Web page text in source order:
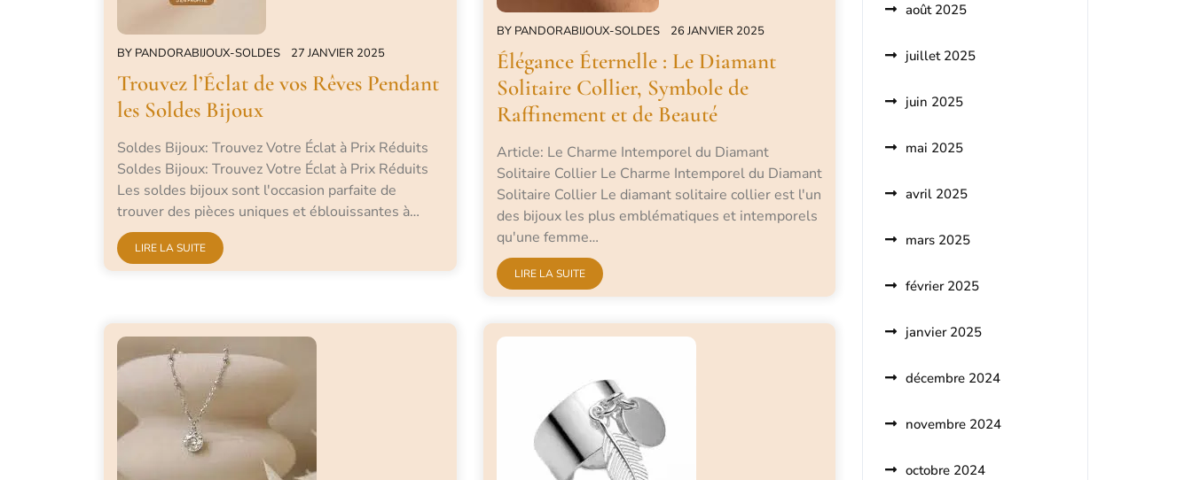
BY PANDORABIJOUX-SOLDES 27 JANVIER 2025
Trouvez l’Éclat de vos Rêves Pendant
les Soldes Bijoux
Soldes Bijoux: Trouvez Votre Éclat à Prix Réduits
Soldes Bijoux: Trouvez Votre Éclat à Prix Réduits
Les soldes bijoux sont l'occasion parfaite de
trouver des pièces uniques et éblouissantes à…
LIRE LA SUITE
BY PANDORABIJOUX-SOLDES 26 JANVIER 2025
Élégance Éternelle : Le Diamant
Solitaire Collier, Symbole de
Raffinement et de Beauté
Article: Le Charme Intemporel du Diamant
Solitaire Collier Le Charme Intemporel du Diamant
Solitaire Collier Le diamant solitaire collier est l'un
des bijoux les plus emblématiques et intemporels
qu'une femme…
LIRE LA SUITE
août 2025
juillet 2025
juin 2025
mai 2025
avril 2025
mars 2025
février 2025
janvier 2025
décembre 2024
novembre 2024
octobre 2024